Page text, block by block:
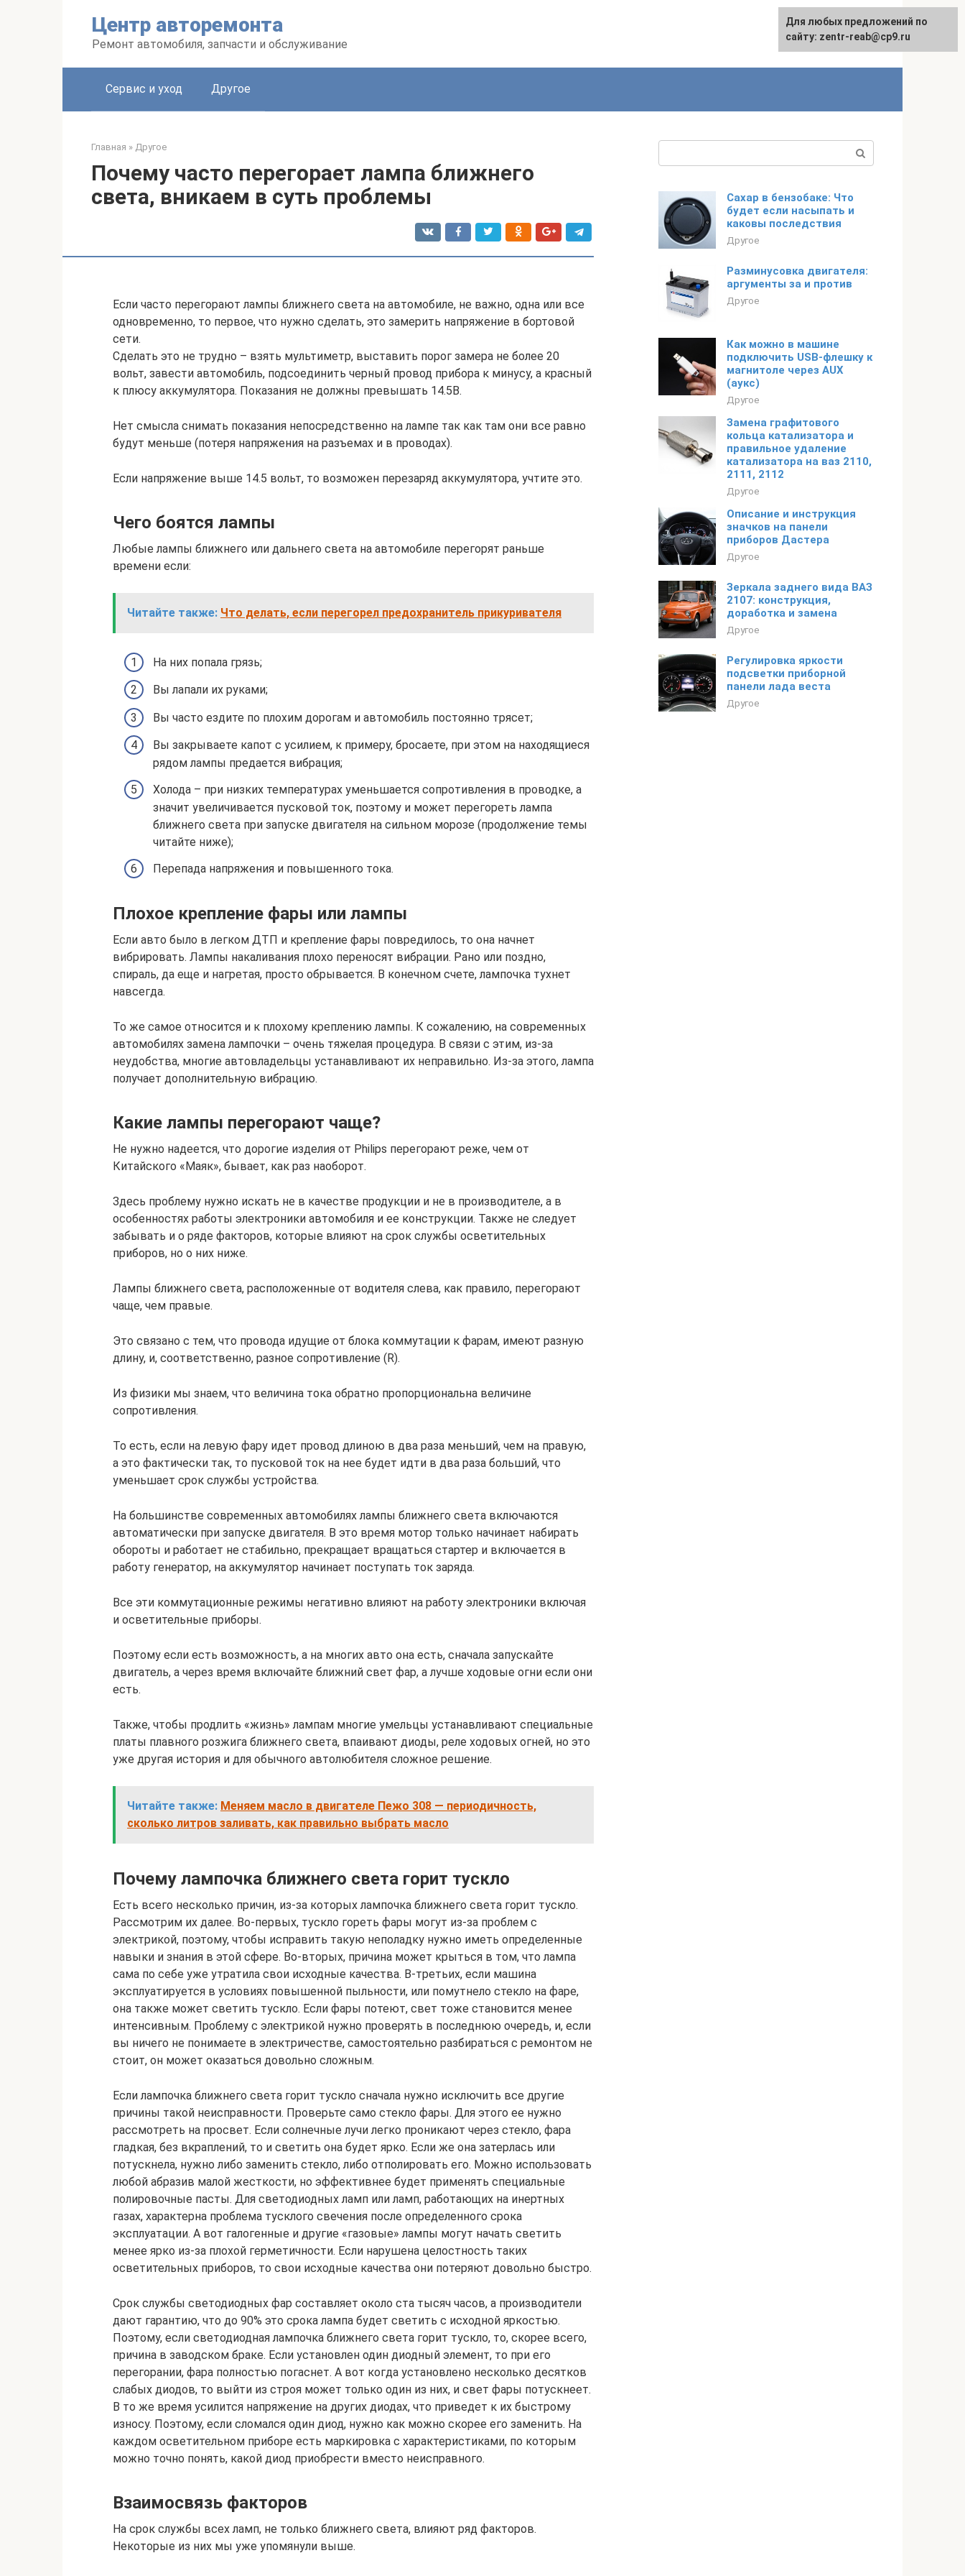
Центр авторемонта
Ремонт автомобиля, запчасти и обслуживание
Сервис и уход Другое
Главная » Другое
Почему часто перегорает лампа ближнего
света, вникаем в суть проблемы
Если часто перегорают лампы ближнего света на автомобиле, не важно, одна или все
одновременно, то первое, что нужно сделать, это замерить напряжение в бортовой
сети.
Сделать это не трудно – взять мультиметр, выставить порог замера не более 20
вольт, завести автомобиль, подсоединить черный провод прибора к минусу, а красный
к плюсу аккумулятора. Показания не должны превышать 14.5В.
Нет смысла снимать показания непосредственно на лампе так как там они все равно
будут меньше (потеря напряжения на разъемах и в проводах).
Если напряжение выше 14.5 вольт, то возможен перезаряд аккумулятора, учтите это.
Чего боятся лампы
Любые лампы ближнего или дальнего света на автомобиле перегорят раньше
времени если:
Читайте также: Что делать, если перегорел предохранитель прикуривателя
На них попала грязь;
Вы лапали их руками;
Вы часто ездите по плохим дорогам и автомобиль постоянно трясет;
Вы закрываете капот с усилием, к примеру, бросаете, при этом на находящиеся
рядом лампы предается вибрация;
Холода – при низких температурах уменьшается сопротивления в проводке, а
значит увеличивается пусковой ток, поэтому и может перегореть лампа
ближнего света при запуске двигателя на сильном морозе (продолжение темы
читайте ниже);
Перепада напряжения и повышенного тока.
Плохое крепление фары или лампы
Если авто было в легком ДТП и крепление фары повредилось, то она начнет
вибрировать. Лампы накаливания плохо переносят вибрации. Рано или поздно,
спираль, да еще и нагретая, просто обрывается. В конечном счете, лампочка тухнет
навсегда.
То же самое относится и к плохому креплению лампы. К сожалению, на современных
автомобилях замена лампочки – очень тяжелая процедура. В связи с этим, из-за
неудобства, многие автовладельцы устанавливают их неправильно. Из-за этого, лампа
получает дополнительную вибрацию.
Какие лампы перегорают чаще?
Не нужно надеется, что дорогие изделия от Philips перегорают реже, чем от
Китайского «Маяк», бывает, как раз наоборот.
Здесь проблему нужно искать не в качестве продукции и не в производителе, а в
особенностях работы электроники автомобиля и ее конструкции. Также не следует
забывать и о ряде факторов, которые влияют на срок службы осветительных
приборов, но о них ниже.
Лампы ближнего света, расположенные от водителя слева, как правило, перегорают
чаще, чем правые.
Это связано с тем, что провода идущие от блока коммутации к фарам, имеют разную
длину, и, соответственно, разное сопротивление (R).
Из физики мы знаем, что величина тока обратно пропорциональна величине
сопротивления.
То есть, если на левую фару идет провод длиною в два раза меньший, чем на правую,
а это фактически так, то пусковой ток на нее будет идти в два раза больший, что
уменьшает срок службы устройства.
На большинстве современных автомобилях лампы ближнего света включаются
автоматически при запуске двигателя. В это время мотор только начинает набирать
обороты и работает не стабильно, прекращает вращаться стартер и включается в
работу генератор, на аккумулятор начинает поступать ток заряда.
Все эти коммутационные режимы негативно влияют на работу электроники включая
и осветительные приборы.
Поэтому если есть возможность, а на многих авто она есть, сначала запускайте
двигатель, а через время включайте ближний свет фар, а лучше ходовые огни если они
есть.
Также, чтобы продлить «жизнь» лампам многие умельцы устанавливают специальные
платы плавного розжига ближнего света, впаивают диоды, реле ходовых огней, но это
уже другая история и для обычного автолюбителя сложное решение.
Читайте также: Меняем масло в двигателе Пежо 308 — периодичность,
сколько литров заливать, как правильно выбрать масло
Почему лампочка ближнего света горит тускло
Есть всего несколько причин, из-за которых лампочка ближнего света горит тускло.
Рассмотрим их далее. Во-первых, тускло гореть фары могут из-за проблем с
электрикой, поэтому, чтобы исправить такую неполадку нужно иметь определенные
навыки и знания в этой сфере. Во-вторых, причина может крыться в том, что лампа
сама по себе уже утратила свои исходные качества. В-третьих, если машина
эксплуатируется в условиях повышенной пыльности, или помутнело стекло на фаре,
она также может светить тускло. Если фары потеют, свет тоже становится менее
интенсивным. Проблему с электрикой нужно проверять в последнюю очередь, и, если
вы ничего не понимаете в электричестве, самостоятельно разбираться с ремонтом не
стоит, он может оказаться довольно сложным.
Если лампочка ближнего света горит тускло сначала нужно исключить все другие
причины такой неисправности. Проверьте само стекло фары. Для этого ее нужно
рассмотреть на просвет. Если солнечные лучи легко проникают через стекло, фара
гладкая, без вкраплений, то и светить она будет ярко. Если же она затерлась или
потускнела, нужно либо заменить стекло, либо отполировать его. Можно использовать
любой абразив малой жесткости, но эффективнее будет применять специальные
полировочные пасты. Для светодиодных ламп или ламп, работающих на инертных
газах, характерна проблема тусклого свечения после определенного срока
эксплуатации. А вот галогенные и другие «газовые» лампы могут начать светить
менее ярко из-за плохой герметичности. Если нарушена целостность таких
осветительных приборов, то свои исходные качества они потеряют довольно быстро.
Срок службы светодиодных фар составляет около ста тысяч часов, а производители
дают гарантию, что до 90% это срока лампа будет светить с исходной яркостью.
Поэтому, если светодиодная лампочка ближнего света горит тускло, то, скорее всего,
причина в заводском браке. Если установлен один диодный элемент, то при его
перегорании, фара полностью погаснет. А вот когда установлено несколько десятков
слабых диодов, то выйти из строя может только один из них, и свет фары потускнеет.
В то же время усилится напряжение на других диодах, что приведет к их быстрому
износу. Поэтому, если сломался один диод, нужно как можно скорее его заменить. На
каждом осветительном приборе есть маркировка с характеристиками, по которым
можно точно понять, какой диод приобрести вместо неисправного.
Взаимосвязь факторов
На срок службы всех ламп, не только ближнего света, влияют ряд факторов.
Некоторые из них мы уже упомянули выше.
Сахар в бензобаке: Что
будет если насыпать и
каковы последствия
Другое
Разминусовка двигателя:
аргументы за и против
Другое
Как можно в машине
подключить USB-флешку к
магнитоле через AUX
(аукс)
Другое
Замена графитового
кольца катализатора и
правильное удаление
катализатора на ваз 2110,
2111, 2112
Другое
Описание и инструкция
значков на панели
приборов Дастера
Другое
Зеркала заднего вида ВАЗ
2107: конструкция,
доработка и замена
Другое
Регулировка яркости
подсветки приборной
панели лада веста
Другое
Для любых предложений по
сайту: zentr-reab@cp9.ru